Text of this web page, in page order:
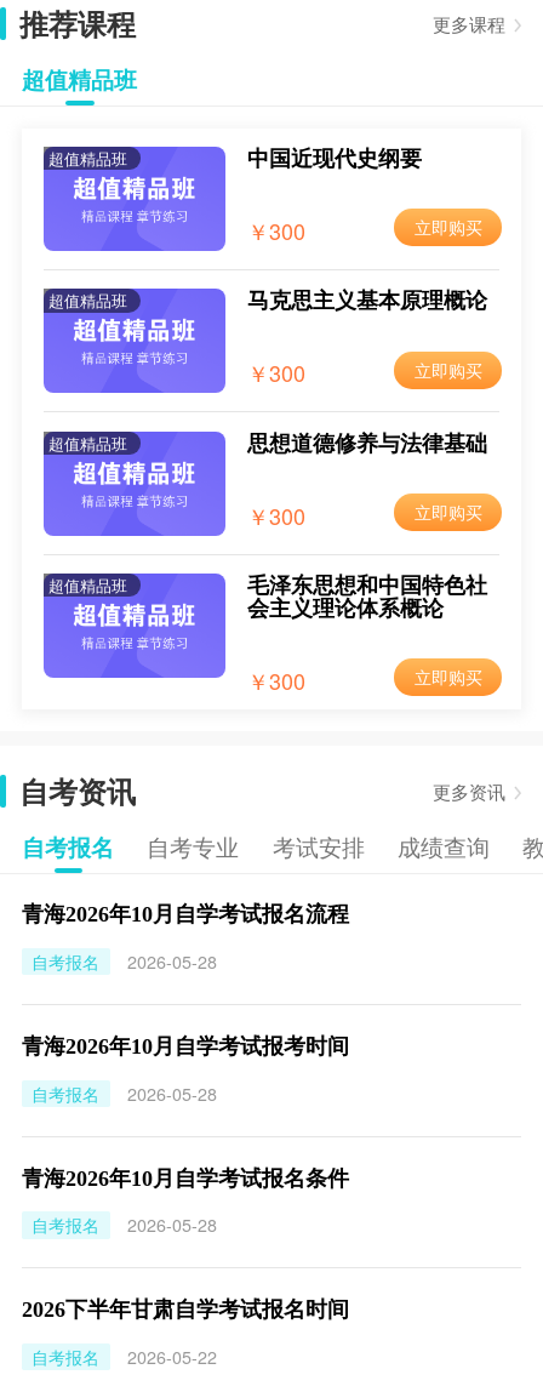
2025年10月西藏自考报考条件
2025-05-26
2025年10月西藏自考报考费用
2025年10月西藏网上自考报名流程
2025-05-26
3月18日！2025年4月西藏自考开始报名
2025-03-18
2025年4月西藏自考报名入口已开通
2024-12-09
2025年4月西藏自考报名时间
2025年4月西藏自考报考条件
2024-12-09
2025年4月西藏自考报考费用
2024-12-09
2025年4月西藏自考新生注册流程
推荐课程 更多课程
超值精品班
超值精品班 中国近现代史纲要
￥300 立即购买
超值精品班 马克思主义基本原理概论
￥300 立即购买
超值精品班 思想道德修养与法律基础
￥300 立即购买
超值精品班 毛泽东思想和中国特色社
会主义理论体系概论
￥300 立即购买
自考资讯 更多资讯
自考报名 自考专业 考试安排 成绩查询
青海2026年10月自学考试报名流程
自考报名
2026-05-28
青海2026年10月自学考试报考时间
自考报名
2026-05-28
青海2026年10月自学考试报名条件
自考报名
2026-05-28
2026下半年甘肃自学考试报名时间
自考报名
2026-05-22